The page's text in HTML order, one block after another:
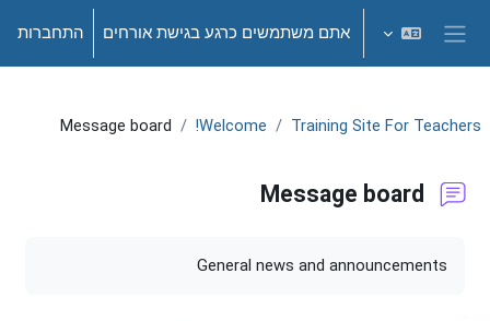
חלון סקירה צדדי
אתם משתמשים כרגע בגישת אורחים התחברות
Training Site For Teachers
Welcome!
Message board
Message board
General news and announcements